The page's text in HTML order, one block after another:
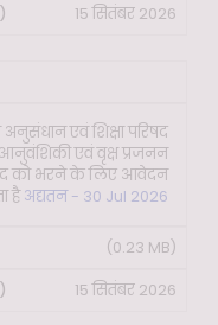
15 सितंबर 2026
अनुसंधान एवं शिक्षा परिषद
एवं वृक्ष प्रजनन
को भरने के लिए आवेदन
हैअद्यतन - 30 Jul 2026
(0.23 MB)
15 सितंबर 2026